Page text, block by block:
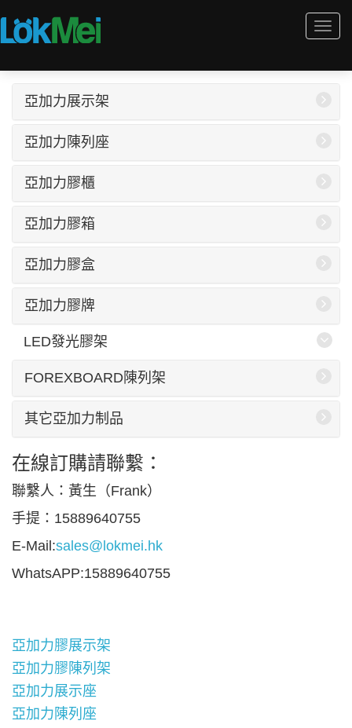
亞加力展示架
亞加力陳列座
亞加力膠櫃
亞加力膠箱
亞加力膠盒
亞加力膠牌
LED發光膠架
FOREXBOARD陳列架
其它亞加力制品
在線訂購請聯繫：
聯繫人：黃生（Frank）
手提：15889640755
E-Mail:sales@lokmei.hk
WhatsAPP:15889640755
亞加力膠展示架
亞加力膠陳列架
亞加力展示座
亞加力陳列座